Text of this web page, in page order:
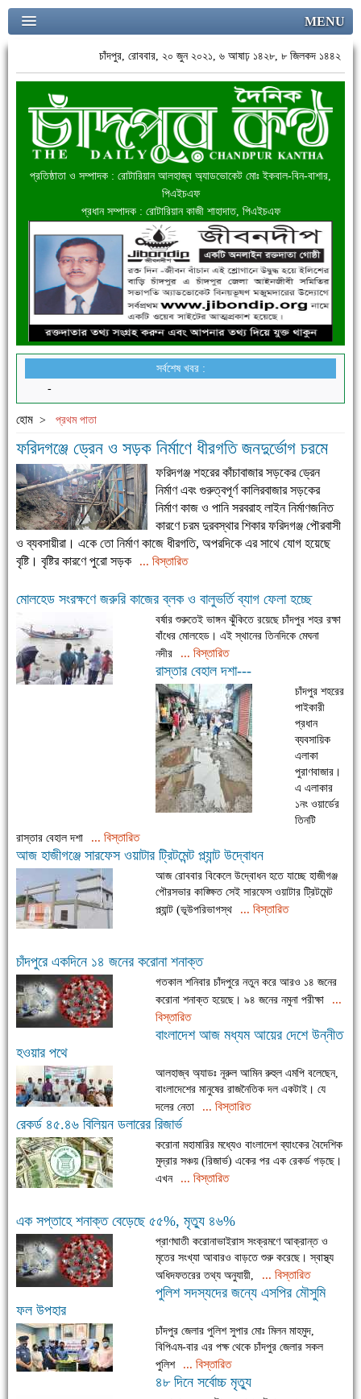
MENU
চাঁদপুর, রোববার, ২০ জুন ২০২১, ৬ আষাঢ় ১৪২৮, ৮ জিলকদ ১৪৪২
প্রতিষ্ঠাতা ও সম্পাদক : রোটারিয়ান আলহাজ্ব অ্যাডভোকেট মোঃ ইকবাল-বিন-বাশার,
পিএইচএফ
প্রধান সম্পাদক : রোটারিয়ান কাজী শাহাদাত, পিএইচএফ
সর্বশেষ খবর :
হোম > প্রথম পাতা
ফরিদগঞ্জে ড্রেন ও সড়ক নির্মাণে ধীরগতি জনদুর্ভোগ চরমে
ফরিদগঞ্জ শহরের কাঁচাবাজার সড়কের ড্রেন
নির্মাণ এবং গুরুত্বপূর্ণ কালিরবাজার সড়কের
নির্মাণ কাজ ও পানি সরবরাহ লাইন নির্মাণজনিত
কারণে চরম দুরবস্থার শিকার ফরিদগঞ্জ পৌরবাসী
ও ব্যবসায়ীরা। একে তো নির্মাণ কাজে ধীরগতি, অপরদিকে এর সাথে যোগ হয়েছে
বৃষ্টি। বৃষ্টির কারণে পুরো সড়ক
... বিস্তারিত
মোলহেড সংরক্ষণে জরুরি কাজের ব্লক ও বালুভর্তি ব্যাগ ফেলা হচ্ছে
বর্ষার শুরুতেই ভাঙ্গন ঝুঁকিতে রয়েছে চাঁদপুর শহর রক্ষা
বাঁধের মোলহেড। এই স্থানের তিনদিকে মেঘনা
নদীর
... বিস্তারিত
রাস্তার বেহাল দশা---
চাঁদপুর শহরের
পাইকারী
প্রধান
ব্যবসায়িক
এলাকা
পুরাণবাজার।
এ এলাকার
১নং ওয়ার্ডের
তিনটি
রাস্তার বেহাল দশা
... বিস্তারিত
আজ হাজীগঞ্জে সারফেস ওয়াটার ট্রিটমেন্ট প্ল্যান্ট উদ্বোধন
আজ রোববার বিকেলে উদ্বোধন হতে যাচ্ছে হাজীগঞ্জ
পৌরসভার কাঙ্ক্ষিত সেই সারফেস ওয়াটার ট্রিটমেন্ট
প্ল্যান্ট (ভূউপরিভাগস্থ
... বিস্তারিত
চাঁদপুরে একদিনে ১৪ জনের করোনা শনাক্ত
গতকাল শনিবার চাঁদপুরে নতুন করে আরও ১৪ জনের
করোনা শনাক্ত হয়েছে। ৯৪ জনের নমুনা পরীক্ষা
...
বিস্তারিত
বাংলাদেশ আজ মধ্যম আয়ের দেশে উন্নীত
হওয়ার পথে
আলহাজ্ব অ্যাডঃ নূরুল আমিন রুহুল এমপি বলেছেন,
বাংলাদেশের মানুষের রাজনৈতিক দল একটাই। যে
দলের নেতা
... বিস্তারিত
রেকর্ড ৪৫.৪৬ বিলিয়ন ডলারের রিজার্ভ
করোনা মহামারির মধ্যেও বাংলাদেশ ব্যাংকের বৈদেশিক
মুদ্রার সঞ্চয় (রিজার্ভ) একের পর এক রেকর্ড গড়ছে।
এখন
... বিস্তারিত
এক সপ্তাহে শনাক্ত বেড়েছে ৫৫%, মৃত্যু ৪৬%
প্রাণঘাতী করোনাভাইরাস সংক্রমণে আক্রান্ত ও
মৃতের সংখ্যা আবারও বাড়তে শুরু করেছে। স্বাস্থ্য
অধিদফতরের তথ্য অনুযায়ী,
... বিস্তারিত
পুলিশ সদস্যদের জন্যে এসপির মৌসুমি
ফল উপহার
চাঁদপুর জেলার পুলিশ সুপার মোঃ মিলন মাহমুদ,
বিপিএম-বার এর পক্ষ থেকে চাঁদপুর জেলার সকল
পুলিশ
... বিস্তারিত
৪৮ দিনে সর্বোচ্চ মৃত্যু